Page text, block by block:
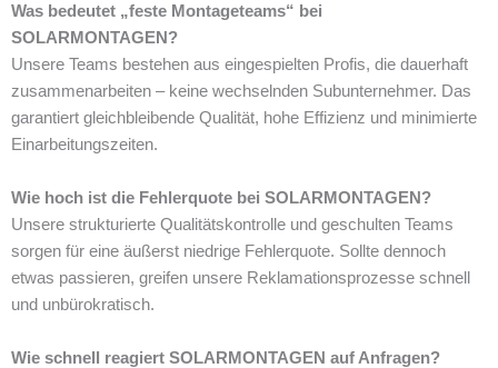
Was bedeutet „feste Montageteams“ bei
SOLARMONTAGEN?
Unsere Teams bestehen aus eingespielten Profis, die dauerhaft
zusammenarbeiten – keine wechselnden Subunternehmer. Das
garantiert gleichbleibende Qualität, hohe Effizienz und minimierte
Einarbeitungszeiten.
Wie hoch ist die Fehlerquote bei SOLARMONTAGEN?
Unsere strukturierte Qualitätskontrolle und geschulten Teams
sorgen für eine äußerst niedrige Fehlerquote. Sollte dennoch
etwas passieren, greifen unsere Reklamationsprozesse schnell
und unbürokratisch.
Wie schnell reagiert SOLARMONTAGEN auf Anfragen?